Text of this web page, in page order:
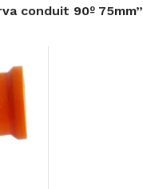
conduit 90º 75mm”